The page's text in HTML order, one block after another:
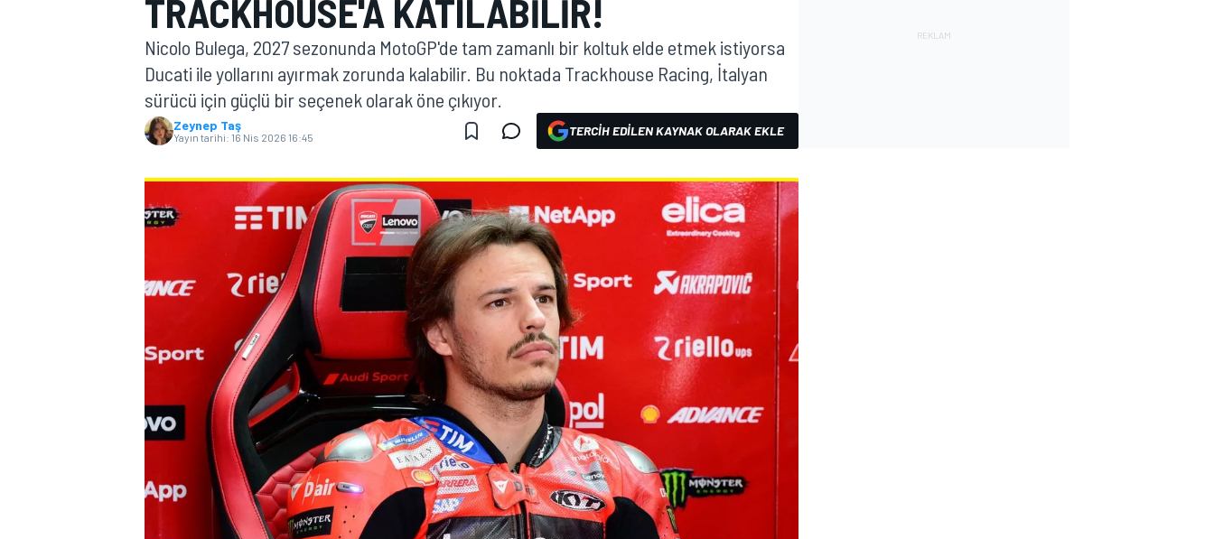
MOTOGP
WORLD SUPERBIKE
TRACKHOUSE'A KATILABILIR!
Nicolo Bulega, 2027 sezonunda MotoGP'de tam zamanlı bir koltuk elde etmek istiyorsa
Ducati ile yollarını ayırmak zorunda kalabilir. Bu noktada Trackhouse Racing, İtalyan
sürücü için güçlü bir seçenek olarak öne çıkıyor.
Zeynep Taş
Yayın tarihi: 16 Nis 2026 16:45 TERCIH EDILEN KAYNAK OLARAK EKLE